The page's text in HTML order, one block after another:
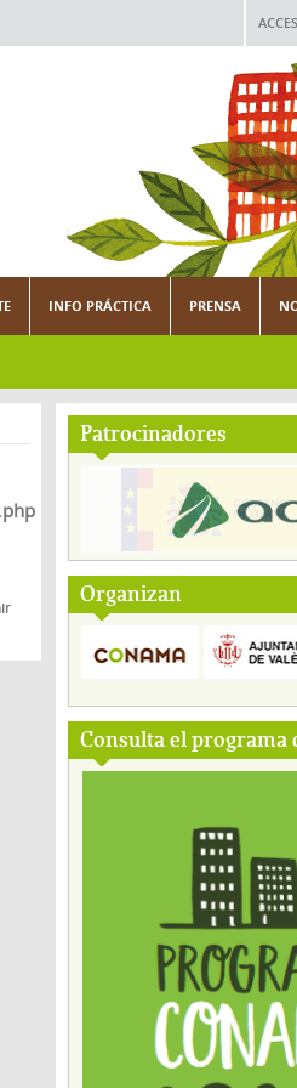
INFO PRÁCTICA PRENSA
Patrocinadores
Organizan
Consulta el programa